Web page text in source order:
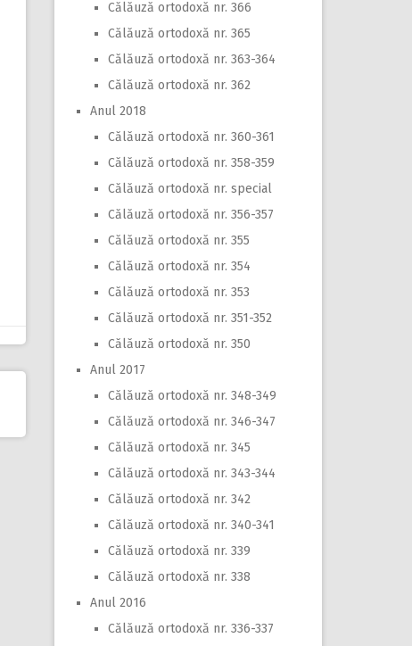
Călăuză ortodoxă nr. 366
Călăuză ortodoxă nr. 365
Călăuză ortodoxă nr. 363-364
Călăuză ortodoxă nr. 362
Anul 2018
Călăuză ortodoxă nr. 360-361
Călăuză ortodoxă nr. 358-359
Călăuză ortodoxă nr. special
Călăuză ortodoxă nr. 356-357
Călăuză ortodoxă nr. 355
Călăuză ortodoxă nr. 354
Călăuză ortodoxă nr. 353
Călăuză ortodoxă nr. 351-352
Călăuză ortodoxă nr. 350
Anul 2017
Călăuză ortodoxă nr. 348-349
Călăuză ortodoxă nr. 346-347
Călăuză ortodoxă nr. 345
Călăuză ortodoxă nr. 343-344
Călăuză ortodoxă nr. 342
Călăuză ortodoxă nr. 340-341
Călăuză ortodoxă nr. 339
Călăuză ortodoxă nr. 338
Anul 2016
Călăuză ortodoxă nr. 336-337